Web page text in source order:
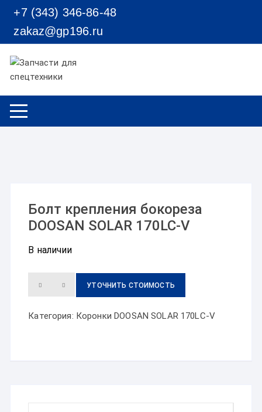
Перейти к содержимому
+7 (343) 346-86-48
zakaz@gp196.ru
Болт крепления бокореза
DOOSAN SOLAR 170LC-V
В наличии
УТОЧНИТЬ СТОИМОСТЬ
Категория: Коронки DOOSAN SOLAR 170LC-V